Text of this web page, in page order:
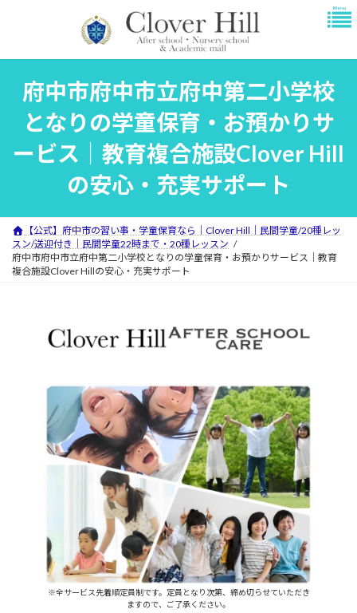
府中市府中市立府中第二小学校
となりの学童保育・お預かりサ
ービス｜教育複合施設Clover Hill
の安心・充実サポート
【公式】府中市の習い事・学童保育なら｜Clover Hill｜民間学童/20種レッ
スン/送迎付き｜民間学童22時まで・20種レッスン
府中市府中市立府中第二小学校となりの学童保育・お預かりサービス｜教育
複合施設Clover Hillの安心・充実サポート
※全サービス先着順定員制です。定員となり次第、締め切らせていただき
ますので、ご了承ください。